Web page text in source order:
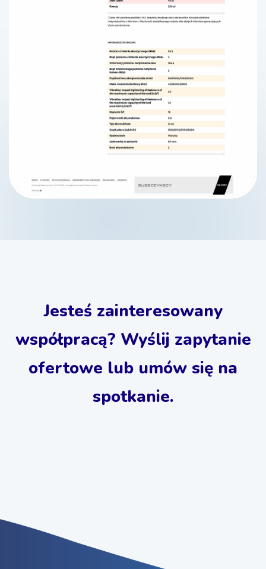
Jesteś zainteresowany
współpracą? Wyślij zapytanie
ofertowe lub umów się na
spotkanie.